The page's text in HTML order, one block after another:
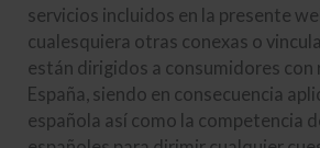
servicios incluidos en la presente
cualesquiera otras conexas o
están dirigidos a consumidores con
España, siendo en consecuencia
española así como la competencia